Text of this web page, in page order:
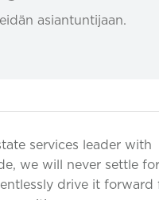
asiantuntijaan.
services leader with
we will never settle
drive it forward